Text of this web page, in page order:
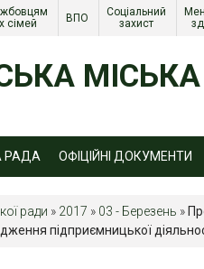
сімей
ВПО
Соціальний
захист
РАДА ОФІЦІЙНІ ДОКУМЕНТИ
ради » 2017 » 03 - Березень »
підприємницької